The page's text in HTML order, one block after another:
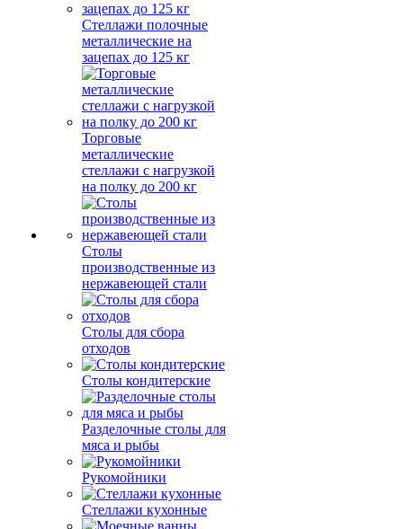
Стеллажи полочные
металлические на
зацепах до 125 кг
Торговые
металлические
стеллажи с нагрузкой
на полку до 200 кг
Столы
производственные из
нержавеющей стали
Столы для сбора
отходов
Столы кондитерские
Разделочные столы для
мяса и рыбы
Рукомойники
Стеллажи кухонные